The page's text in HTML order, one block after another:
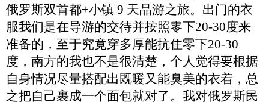
俄罗斯双首都+小镇 9 天品游之旅。出门的衣
服我们是在导游的交待并按照零下20-30度来
准备的，至于究竟穿多厚能抗住零下20-30
度， 南方的我也不是很清楚，个人觉得要根据
自身情况尽量搭配出既暖又能臭美的衣着，总
之把自己裹成一个面包就对了。我对俄罗斯民